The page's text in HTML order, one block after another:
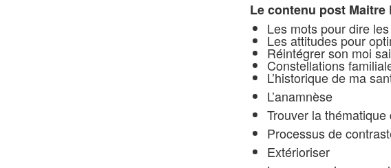
Le contenu post
Les mots pour dire
Les attitudes pour
Réintégrer son moi
Constellations
L’historique de ma
L’anamnèse
Trouver la
Processus de
Extérioriser